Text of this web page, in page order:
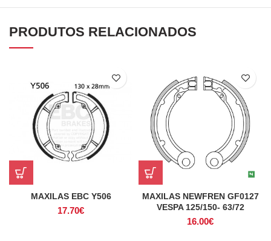
PRODUTOS RELACIONADOS
MAXILAS EBC Y506
17.70€
MAXILAS NEWFREN GF0127
VESPA 125/150- 63/72
16.00€